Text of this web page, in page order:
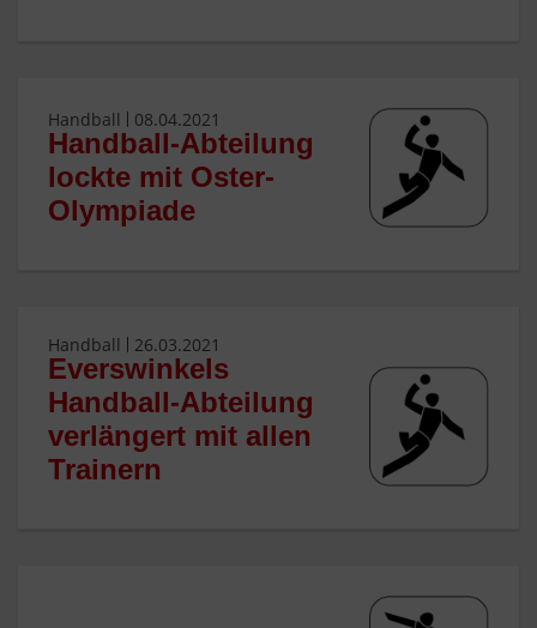
Handball 08.04.2021
Handball-Abteilung
lockte mit Oster-
Olympiade
Handball 26.03.2021
Everswinkels
Handball-Abteilung
verlängert mit allen
Trainern